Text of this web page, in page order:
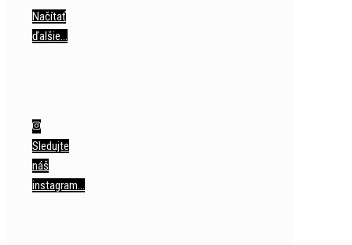
Načítať
ďalšie…
Sledujte
náš
instagram…